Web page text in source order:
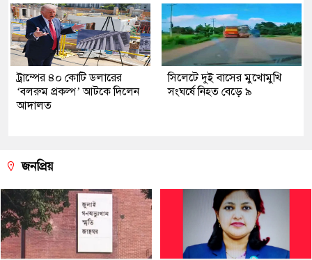
ট্রাম্পের ৪০ কোটি ডলারের
‘বলরুম প্রকল্প’ আটকে দিলেন
আদালত
সিলেটে দুই বাসের মুখোমুখি
সংঘর্ষে নিহত বেড়ে ৯
জনপ্রিয়